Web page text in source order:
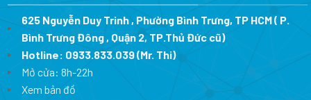
625 Nguyễn Duy Trinh , Phường Bình Trưng, TP HCM ( P.
Bình Trưng Đông , Quận 2, TP.Thủ Đức cũ)
Hotline: 0933.833.039(Mr. Thi)
Mở cửa: 8h-22h
Xem bản đồ